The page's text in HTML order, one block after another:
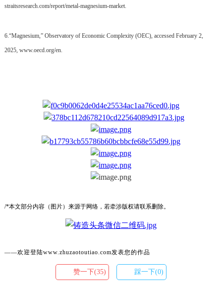
straitsresearch.com/report/metal-magnesium-market.
6.“Magnesium,” Observatory of Economic Complexity (OEC), accessed February 2,
2025, www.oecd.org/en.
/*本文部分内容（图片）来源于网络，若牵涉版权请联系删除。
——欢迎登陆www.zhuzaotoutiao.com发表您的作品
赞一下(35) 踩一下(0)